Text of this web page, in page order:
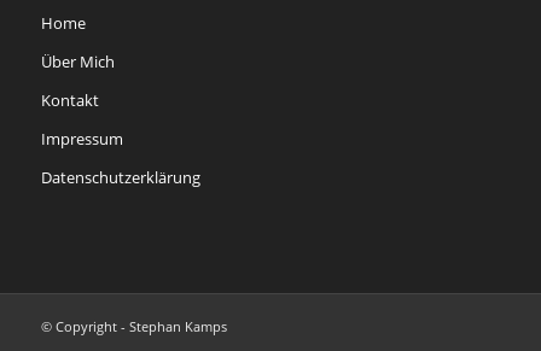
Home
Über Mich
Kontakt
Impressum
Datenschutzerklärung
© Copyright - Stephan Kamps